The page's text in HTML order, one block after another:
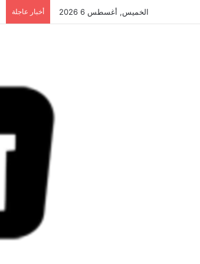
الخميس, أغسطس 6 2026 أخبار عاجلة